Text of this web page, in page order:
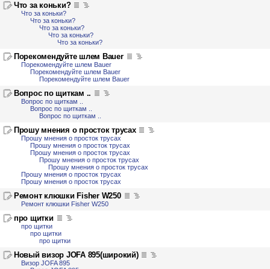
Что за коньки?
Что за коньки?
Что за коньки?
Что за коньки?
Что за коньки?
Что за коньки?
Порекомендуйте шлем Bauer
Порекомендуйте шлем Bauer
Порекомендуйте шлем Bauer
Порекомендуйте шлем Bauer
Вопрос по щиткам ..
Вопрос по щиткам ..
Вопрос по щиткам ..
Вопрос по щиткам ..
Прошу мнения о просток трусах
Прошу мнения о просток трусах
Прошу мнения о просток трусах
Прошу мнения о просток трусах
Прошу мнения о просток трусах
Прошу мнения о просток трусах
Прошу мнения о просток трусах
Прошу мнения о просток трусах
Ремонт клюшки Fisher W250
Ремонт клюшки Fisher W250
про щитки
про щитки
про щитки
про щитки
Новый визор JOFA 895(широкий)
Визор JOFA 895